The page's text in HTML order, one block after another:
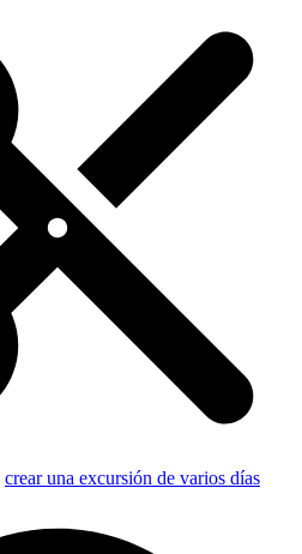
crear una excursión de varios días